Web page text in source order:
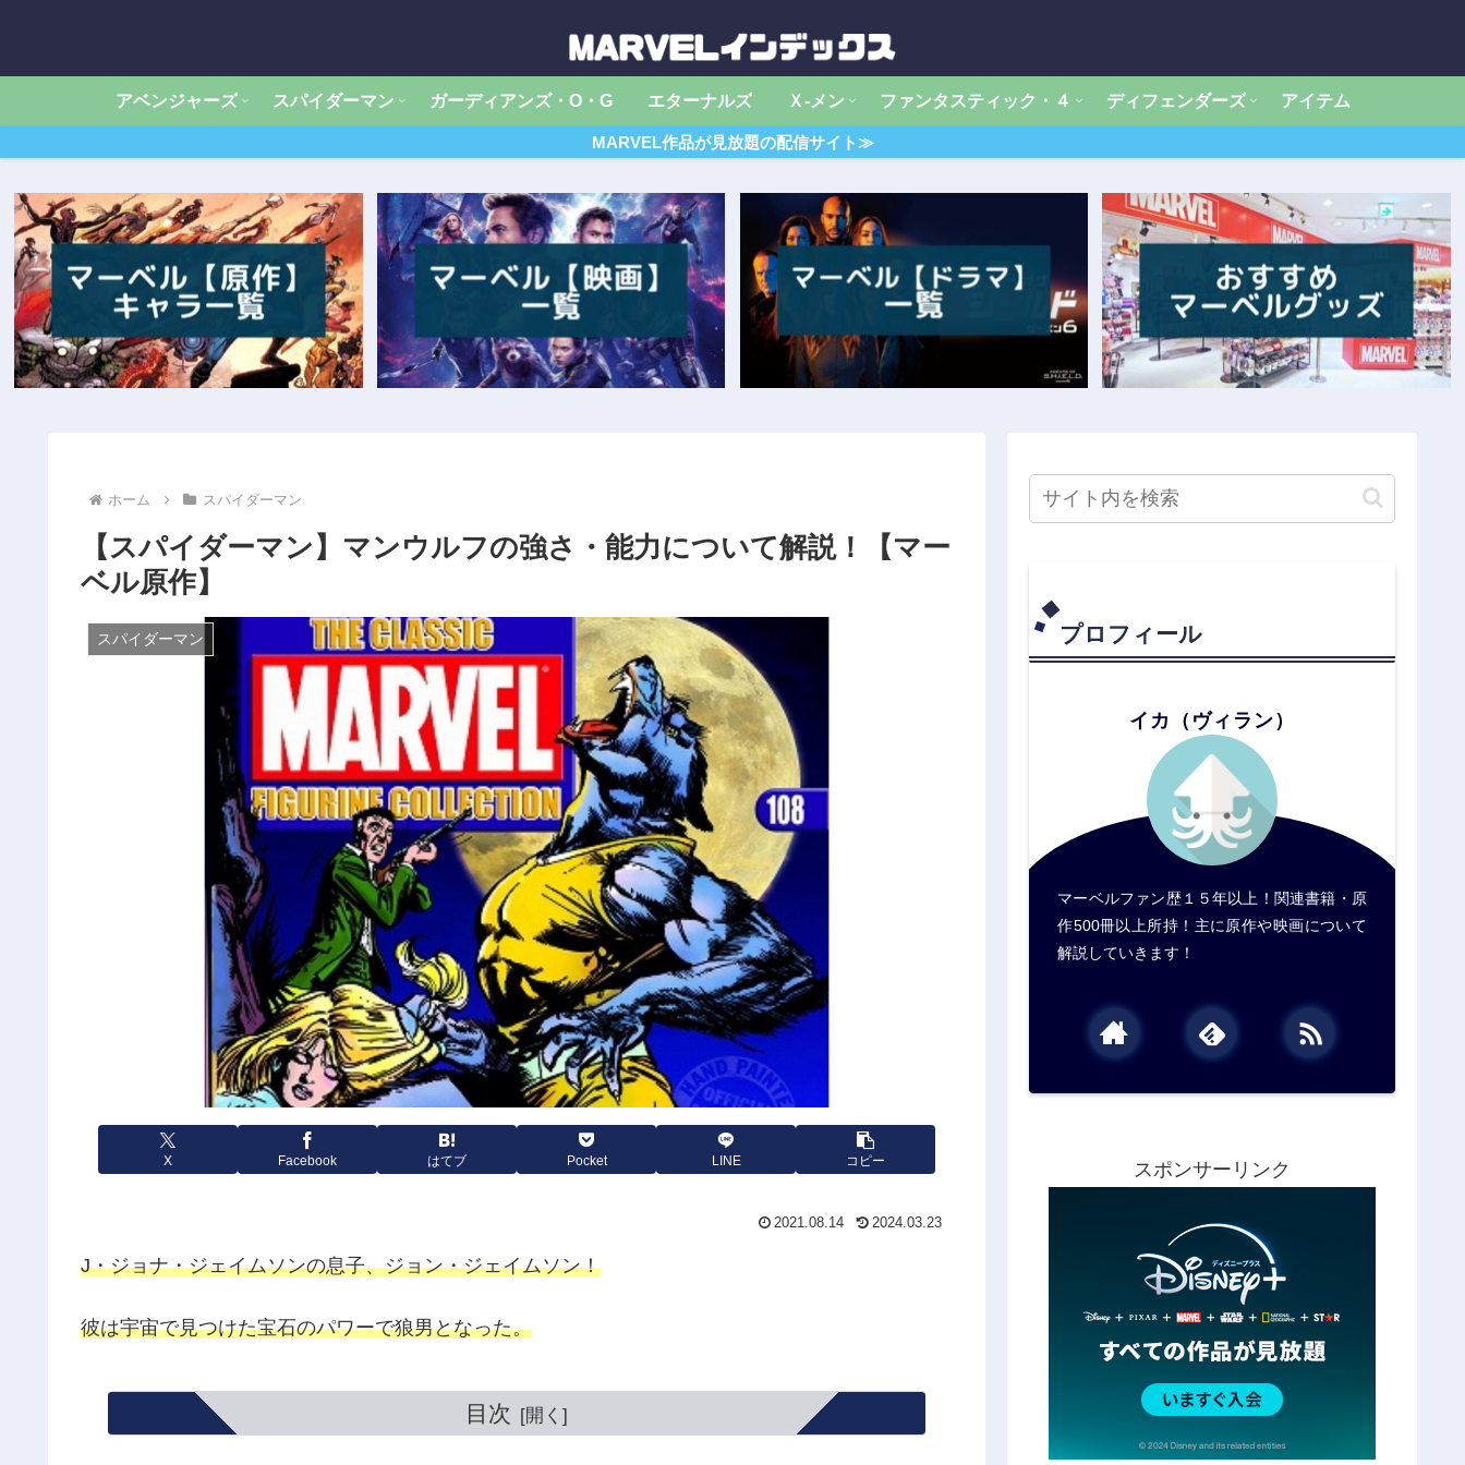
アベンジャーズ スパイダーマン ガーディアンズ・O・G エターナルズ Ｘ‐メン ファンタスティック・４ ディフェンダーズ アイテム
MARVEL作品が見放題の配信サイト≫
ホーム スパイダーマン
【スパイダーマン】マンウルフの強さ・能力について解説！【マー
ベル原作】
スパイダーマン
X Facebook はてブ Pocket LINE コピー
2021.08.14 2024.03.23
J・ジョナ・ジェイムソンの息子、ジョン・ジェイムソン！
彼は宇宙で見つけた宝石のパワーで狼男となった。
目次
プロフィール
イカ（ヴィラン）
マーベルファン歴１５年以上！関連書籍・原
作500冊以上所持！主に原作や映画について
解説していきます！
スポンサーリンク